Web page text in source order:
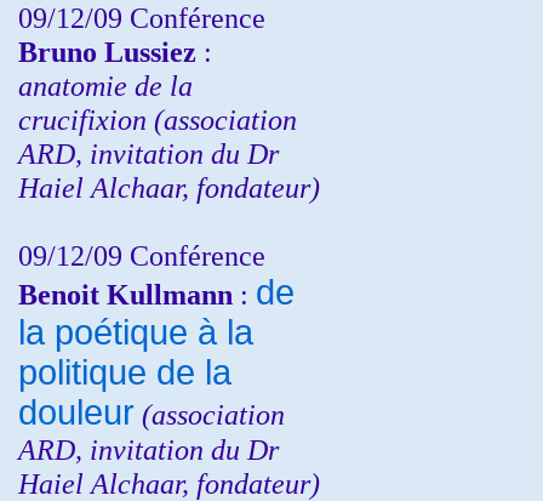
09/12/09 Conférence
Bruno Lussiez :
anatomie de la
crucifixion (association
ARD, invitation du Dr
Haiel Alchaar, fondateur)
09/12/09 Conférence
Benoit Kullmann : de
la poétique à la
politique de la
douleur (association
ARD, invitation du Dr
Haiel Alchaar, fondateur)